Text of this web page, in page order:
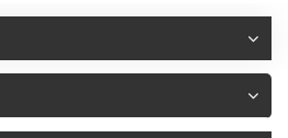
Deutsch
Русский
Español